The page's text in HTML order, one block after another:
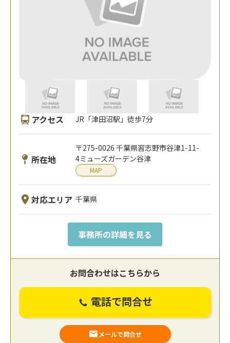
アクセス JR「津田沼駅」徒歩7分
所在地
〒275-0026 千葉県習志野市谷津1-11-
4ミューズガーデン谷津
MAP
対応エリア 千葉県
事務所の詳細を見る
お問合わせはこちらから
電話で問合せ
メールで問合せ